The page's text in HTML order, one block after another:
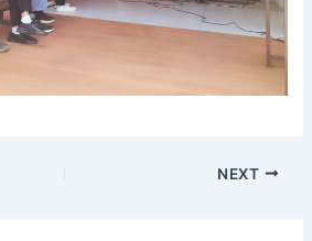
NEXT